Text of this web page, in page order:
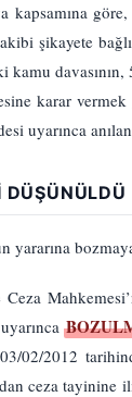
kapsamına
şikayete
kamu
karar
uyarınca
DÜŞÜNÜLDÜ
yararına
Ceza
02/2012
ceza tayinine